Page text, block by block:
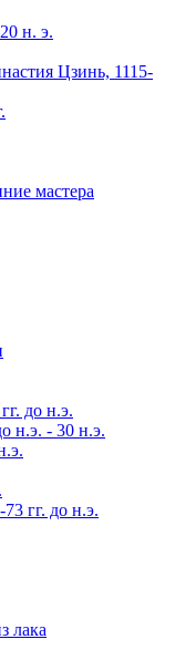
н. э.
Цзинь, 1115-
мастера
до н.э.
н.э. - 30 н.э.
гг. до н.э.
лака